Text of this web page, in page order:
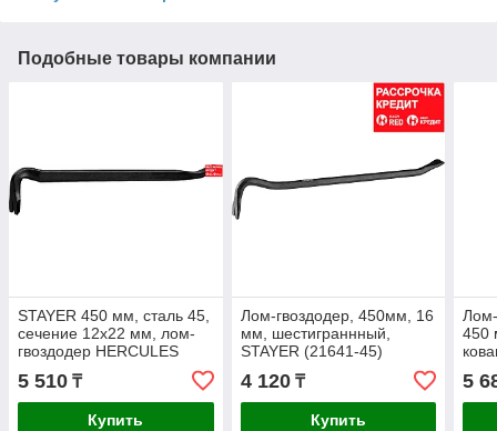
Подобные товары компании
STAYER 450 мм, сталь 45,
сечение 12х22 мм, лом-
гвоздодер HERCULES
5 510 ₸
Купить
Лом-гвоздодер, 450мм, 16
мм, шестиграннный,
STAYER (21641-45)
4 120₸
Купить
450
5